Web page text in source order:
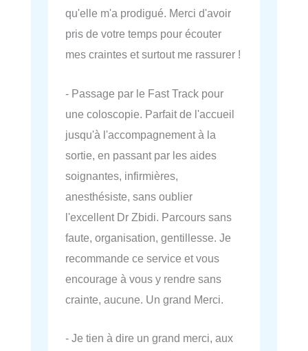
qu'elle m'a prodigué. Merci d'avoir
pris de votre temps pour écouter
mes craintes et surtout me rassurer !
- Passage par le Fast Track pour
une coloscopie. Parfait de l'accueil
jusqu'à l'accompagnement à la
sortie, en passant par les aides
soignantes, infirmières,
anesthésiste, sans oublier
l'excellent Dr Zbidi. Parcours sans
faute, organisation, gentillesse. Je
recommande ce service et vous
encourage à vous y rendre sans
crainte, aucune. Un grand Merci.
- Je tien à dire un grand merci, aux